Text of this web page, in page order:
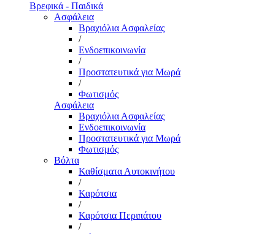
Βρεφικά - Παιδικά
Ασφάλεια
Βραχιόλια Ασφαλείας
/
Ενδοεπικοινωνία
/
Προστατευτικά για Μωρά
/
Φωτισμός
Ασφάλεια
Βραχιόλια Ασφαλείας
Ενδοεπικοινωνία
Προστατευτικά για Μωρά
Φωτισμός
Βόλτα
Καθίσματα Αυτοκινήτου
/
Καρότσια
/
Καρότσια Περιπάτου
/